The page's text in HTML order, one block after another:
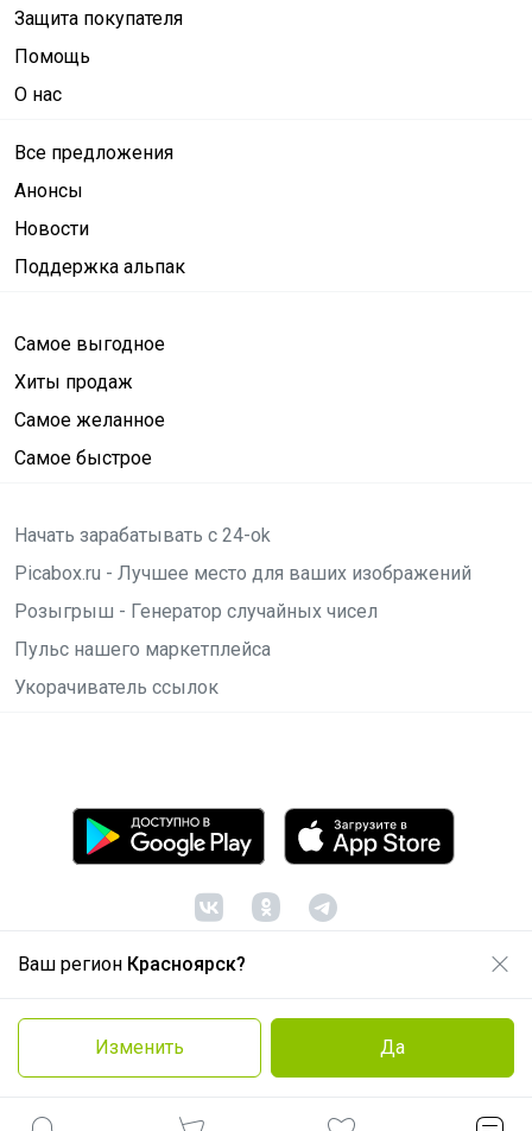
Ваш регион Красноярск?
Изменить Да
Защита покупателя
Помощь
О нас
Все предложения
Анонсы
Новости
Поддержка альпак
Самое выгодное
Хиты продаж
Самое желанное
Самое быстрое
Начать зарабатывать с 24-ok
Picabox.ru - Лучшее место для ваших изображений
Розыгрыш - Генератор случайных чисел
Пульс нашего маркетплейса
Укорачиватель ссылок
© ООО "Лявита", ОГРН 1122468054070, 2012 -2026
Политика конфиденциальности
Cоглашение пользователя